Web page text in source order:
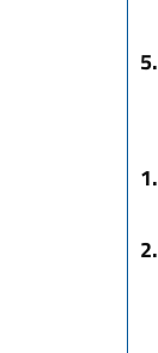
5.
1.
2.